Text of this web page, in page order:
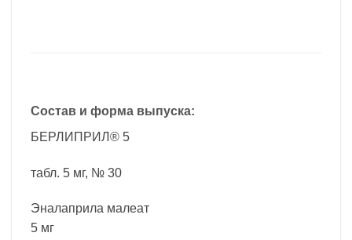
Состав и форма выпуска:
БЕРЛИПРИЛ® 5
табл. 5 мг, № 30
Эналаприла малеат
5 мг